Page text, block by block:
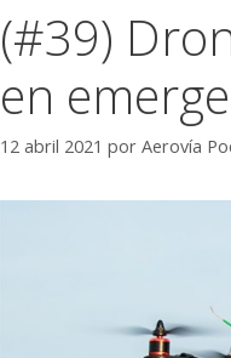
(#39)
en
12 abril 2021 por Aerovía